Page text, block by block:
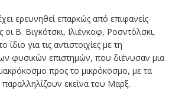
ερευνηθεί επαρκώς από επιφανείς
οι Β. Βιγκότσκι, Ιλιένκοφ, Ροσντόλσκι,
ίδιο για τις αντιστοιχίες με τη
φυσικών επιστημών, που διένυσαν μια
προς το μικρόκοσμο, με τα
εκείνα του Μαρξ.